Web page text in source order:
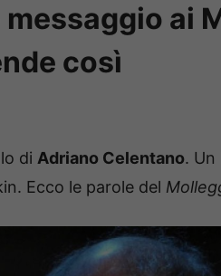
ai
così
di Adriano Celentano.
Ecco le parole del